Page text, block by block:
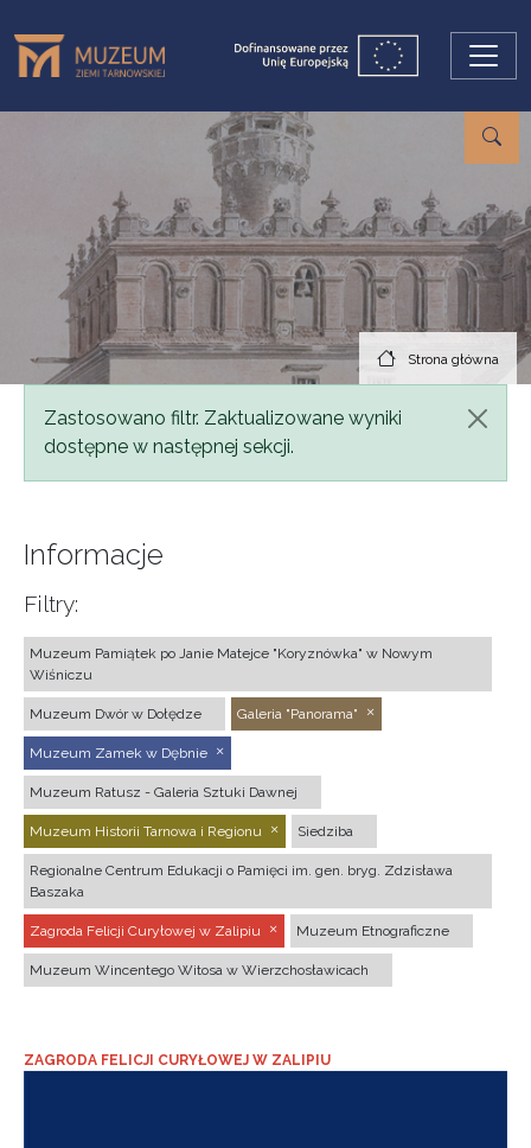
Strona główna
Komunikat
Zastosowano filtr. Zaktualizowane wyniki
dostępne w następnej sekcji.
Informacje
Filtry:
Muzeum Pamiątek po Janie Matejce "Koryznówka" w Nowym
Wiśniczu
Muzeum Dwór w Dołędze Galeria "Panorama"
Muzeum Zamek w Dębnie
Muzeum Ratusz - Galeria Sztuki Dawnej
Muzeum Historii Tarnowa i Regionu Siedziba
Regionalne Centrum Edukacji o Pamięci im. gen. bryg. Zdzisława
Baszaka
Zagroda Felicji Curyłowej w Zalipiu Muzeum Etnograficzne
Muzeum Wincentego Witosa w Wierzchosławicach
ZAGRODA FELICJI CURYŁOWEJ W ZALIPIU